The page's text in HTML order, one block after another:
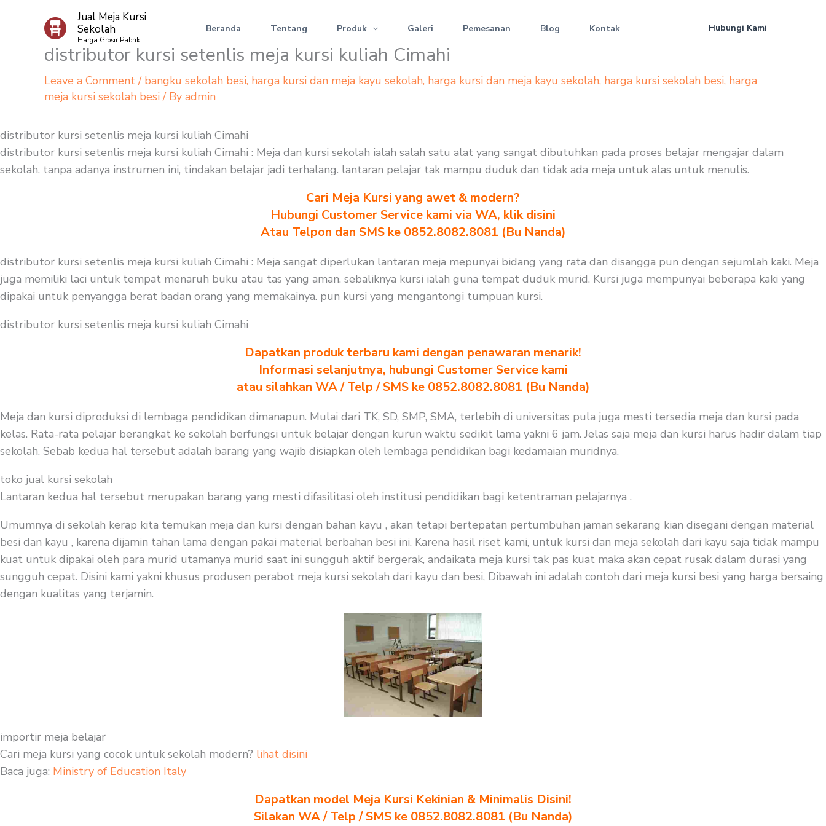
Jual Meja Kursi
Sekolah
Harga Grosir Pabrik
Beranda Tentang Produk Galeri Pemesanan Blog Kontak Hubungi Kami
distributor kursi setenlis meja kursi kuliah Cimahi
Leave a Comment / bangku sekolah besi, harga kursi dan meja kayu sekolah, harga kursi dan meja kayu sekolah, harga kursi sekolah besi, harga
meja kursi sekolah besi/ By admin
distributor kursi setenlis meja kursi kuliah Cimahi
distributor kursi setenlis meja kursi kuliah Cimahi : Meja dan kursi sekolah ialah salah satu alat yang sangat dibutuhkan pada proses belajar mengajar dalam
sekolah. tanpa adanya instrumen ini, tindakan belajar jadi terhalang. lantaran pelajar tak mampu duduk dan tidak ada meja untuk alas untuk menulis.
Cari Meja Kursi yang awet & modern?
Hubungi Customer Service kami via WA, klik disini
Atau Telpon dan SMS ke 0852.8082.8081 (Bu Nanda)
distributor kursi setenlis meja kursi kuliah Cimahi : Meja sangat diperlukan lantaran meja mepunyai bidang yang rata dan disangga pun dengan sejumlah kaki. Meja
juga memiliki laci untuk tempat menaruh buku atau tas yang aman. sebaliknya kursi ialah guna tempat duduk murid. Kursi juga mempunyai beberapa kaki yang
dipakai untuk penyangga berat badan orang yang memakainya. pun kursi yang mengantongi tumpuan kursi.
distributor kursi setenlis meja kursi kuliah Cimahi
Dapatkan produk terbaru kami dengan penawaran menarik!
Informasi selanjutnya, hubungi Customer Service kami
atau silahkan WA / Telp / SMS ke 0852.8082.8081 (Bu Nanda)
Meja dan kursi diproduksi di lembaga pendidikan dimanapun. Mulai dari TK, SD, SMP, SMA, terlebih di universitas pula juga mesti tersedia meja dan kursi pada
kelas. Rata-rata pelajar berangkat ke sekolah berfungsi untuk belajar dengan kurun waktu sedikit lama yakni 6 jam. Jelas saja meja dan kursi harus hadir dalam tiap
sekolah. Sebab kedua hal tersebut adalah barang yang wajib disiapkan oleh lembaga pendidikan bagi kedamaian muridnya.
toko jual kursi sekolah
Lantaran kedua hal tersebut merupakan barang yang mesti difasilitasi oleh institusi pendidikan bagi ketentraman pelajarnya .
Umumnya di sekolah kerap kita temukan meja dan kursi dengan bahan kayu , akan tetapi bertepatan pertumbuhan jaman sekarang kian disegani dengan material
besi dan kayu , karena dijamin tahan lama dengan pakai material berbahan besi ini. Karena hasil riset kami, untuk kursi dan meja sekolah dari kayu saja tidak mampu
kuat untuk dipakai oleh para murid utamanya murid saat ini sungguh aktif bergerak, andaikata meja kursi tak pas kuat maka akan cepat rusak dalam durasi yang
sungguh cepat. Disini kami yakni khusus produsen perabot meja kursi sekolah dari kayu dan besi, Dibawah ini adalah contoh dari meja kursi besi yang harga bersaing
dengan kualitas yang terjamin.
importir meja belajar
Cari meja kursi yang cocok untuk sekolah modern? lihat disini
Baca juga: Ministry of Education Italy
Dapatkan model Meja Kursi Kekinian & Minimalis Disini!
Silakan WA / Telp / SMS ke 0852.8082.8081 (Bu Nanda)